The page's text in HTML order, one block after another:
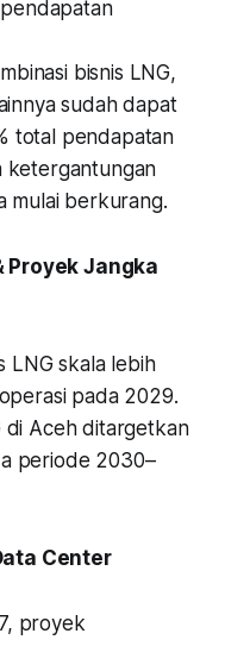
bisnis LNG,
sudah dapat
total pendapatan
ketergantungan
mulai berkurang.
Proyek Jangka
LNG skala lebih
pada 2029.
di Aceh ditargetkan
periode 2030–
Center
proyek